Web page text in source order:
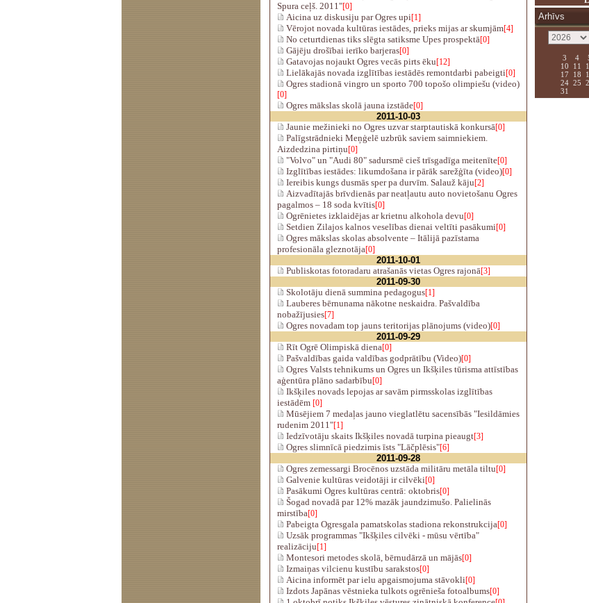
Spura ceļš. 2011"[0]
Aicina uz diskusiju par Ogres upi[1]
Vērojot novada kultūras iestādes, prieks mijas ar skumjām[4]
No ceturtdienas tiks slēgta satiksme Upes prospektā[0]
Gājēju drošībai ierīko barjeras[0]
Gatavojas nojaukt Ogres vecās pirts ēku[12]
Lielākajās novada izglītības iestādēs remontdarbi pabeigti[0]
Ogres stadionā vingro un sporto 700 topošo olimpiešu (video)
[0]
Ogres mākslas skolā jauna izstāde[0]
2011-10-03
Jaunie mežinieki no Ogres uzvar starptautiskā konkursā[0]
Palīgstrādnieki Meņģelē uzbrūk saviem saimniekiem.
Aizdedzina pirtiņu[0]
"Volvo" un "Audi 80" sadursmē cieš trīsgadīga meitenīte[0]
Izglītības iestādes: likumdošana ir pārāk sarežģīta (video)[0]
Iereibis kungs dusmās sper pa durvīm. Salauž kāju[2]
Aizvadītajās brīvdienās par neatļautu auto novietošanu Ogres
pagalmos – 18 soda kvītis[0]
Ogrēnietes izklaidējas ar krietnu alkohola devu[0]
Setdien Zilajos kalnos veselības dienai veltīti pasākumi[0]
Ogres mākslas skolas absolvente – Itālijā pazīstama
profesionāla gleznotāja[0]
2011-10-01
Publiskotas fotoradaru atrašanās vietas Ogres rajonā[3]
2011-09-30
Skolotāju dienā summina pedagogus[1]
Lauberes bērnunama nākotne neskaidra. Pašvaldība
nobažījusies[7]
Ogres novadam top jauns teritorijas plānojums (video)[0]
2011-09-29
Rīt Ogrē Olimpiskā diena[0]
Pašvaldības gaida valdības godprātību (Video)[0]
Ogres Valsts tehnikums un Ogres un Ikšķiles tūrisma attīstības
aģentūra plāno sadarbību[0]
Ikšķiles novads lepojas ar savām pirmsskolas izglītības
iestādēm [0]
Mūsējiem 7 medaļas jauno vieglatlētu sacensībās "Iesildāmies
rudenim 2011"[1]
Iedzīvotāju skaits Ikšķiles novadā turpina pieaugt[3]
Ogres slimnīcā piedzimis īsts "Lāčplēsis"[6]
2011-09-28
Ogres zemessargi Brocēnos uzstāda militāru metāla tiltu[0]
Galvenie kultūras veidotāji ir cilvēki[0]
Pasākumi Ogres kultūras centrā: oktobris[0]
Šogad novadā par 12% mazāk jaundzimušo. Palielinās
mirstība[0]
Pabeigta Ogresgala pamatskolas stadiona rekonstrukcija[0]
Uzsāk programmas "Ikšķiles cilvēki - mūsu vērtība"
realizāciju[1]
Montesori metodes skolā, bērnudārzā un mājās[0]
Izmaiņas vilcienu kustību sarakstos[0]
Aicina informēt par ielu apgaismojuma stāvokli[0]
Izdots Japānas vēstnieka tulkots ogrēnieša fotoalbums[0]
Arhīvs
3
4
10
11
17
18
24 25
31